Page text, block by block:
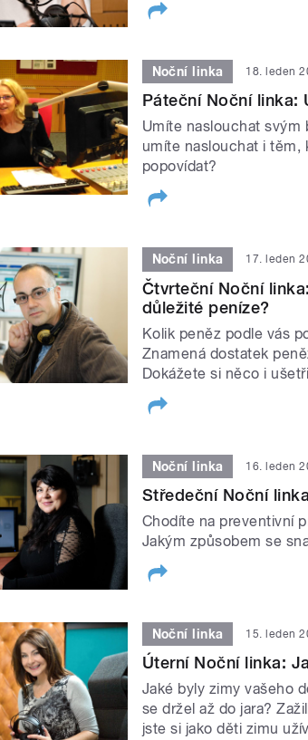
Noční linka 18. leden
Páteční Noční linka:
Umíte naslouchat svým
umíte naslouchat i těm,
popovídat?
Noční linka 17. leden
Čtvrteční Noční
důležité peníze?
Kolik peněz podle vás
Znamená dostatek
Dokážete si něco i
Noční linka 16. leden
Středeční Noční
Chodíte na preventivní
Jakým způsobem se
Noční linka 15. leden
Úterní Noční linka:
Jaké byly zimy vašeho
se držel až do jara?
jste si jako děti zimu